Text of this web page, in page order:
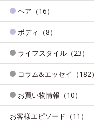
ヘア（16）
ボディ（8）
ライフスタイル（23）
コラム&エッセイ（182）
お買い物情報（10）
お客様エピソード（11）